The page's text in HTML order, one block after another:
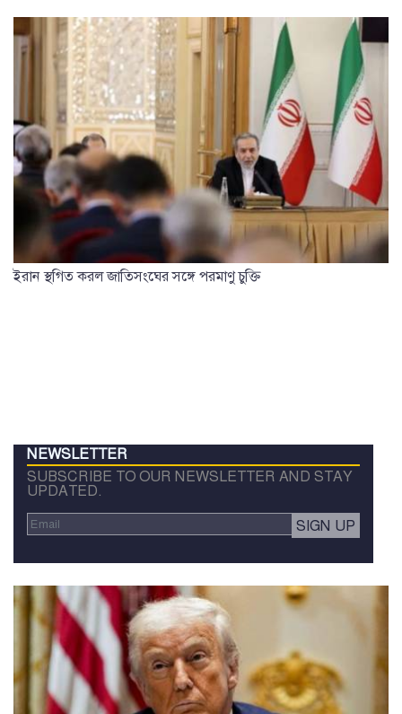
ইরান স্থগিত করল জাতিসংঘের সঙ্গে পরমাণু চুক্তি
NEWSLETTER
SUBSCRIBE TO OUR NEWSLETTER AND STAY
UPDATED.